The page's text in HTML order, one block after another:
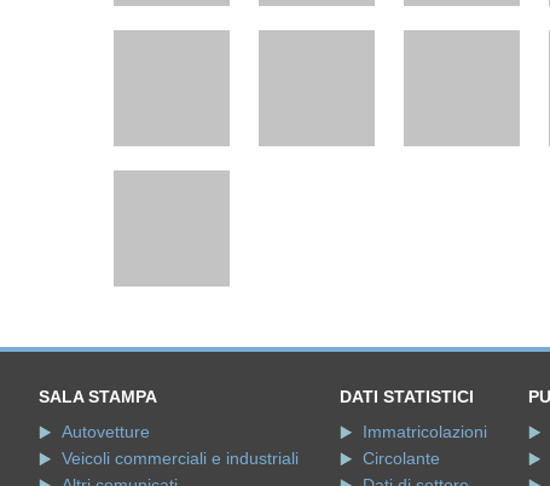
Autovetture
Altri comunicati
Interventi
Video interviste
Dicono di noi
Dall'UNRAE
Dati di settore